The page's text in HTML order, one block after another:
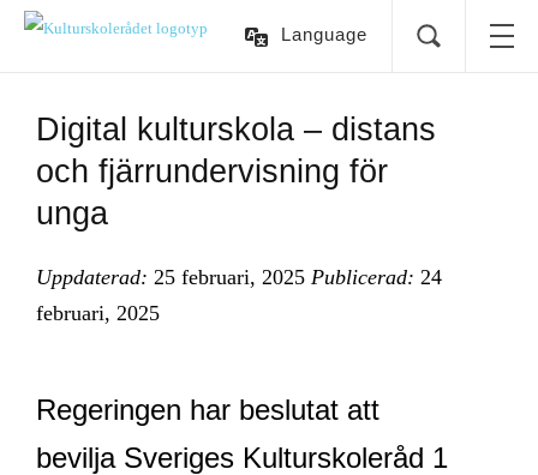
Language
Digital kulturskola – distans
och fjärrundervisning för
unga
Uppdaterad: 25 februari, 2025 Publicerad: 24
februari, 2025
Regeringen har beslutat att
bevilja Sveriges Kulturskoleråd 1